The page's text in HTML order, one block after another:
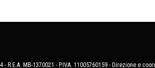
MB-1370021 - P.IVA. 11005760159 - Direzione e